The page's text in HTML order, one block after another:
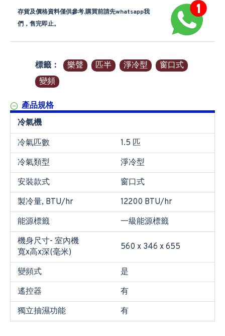
存貨及價格資料僅供參考,購買前請先whatsapp我
們，售完即止。
標籤： 樂聲 匹半 淨冷型
窗口式
變頻
產品規格
冷氣機
冷氣匹數
1.5 匹
冷氣類型
淨冷型
安裝款式
窗口式
製冷量, BTU/hr
12200 BTU/hr
能源標籤
一級能源標籤
機身尺寸- 室內機
寬x高x深(毫米)
560 x 346 x 655
變頻式
是
遙控器
有
獨立抽濕功能
有